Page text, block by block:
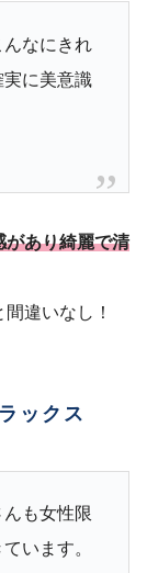
なにきれ
に美意識
があり綺麗で清
違いなし！
ックス
も女性限
います。